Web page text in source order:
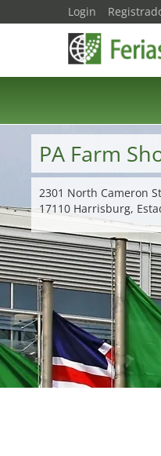
PA Farm
2301 North Cameron
17110 Harrisburg,
Login